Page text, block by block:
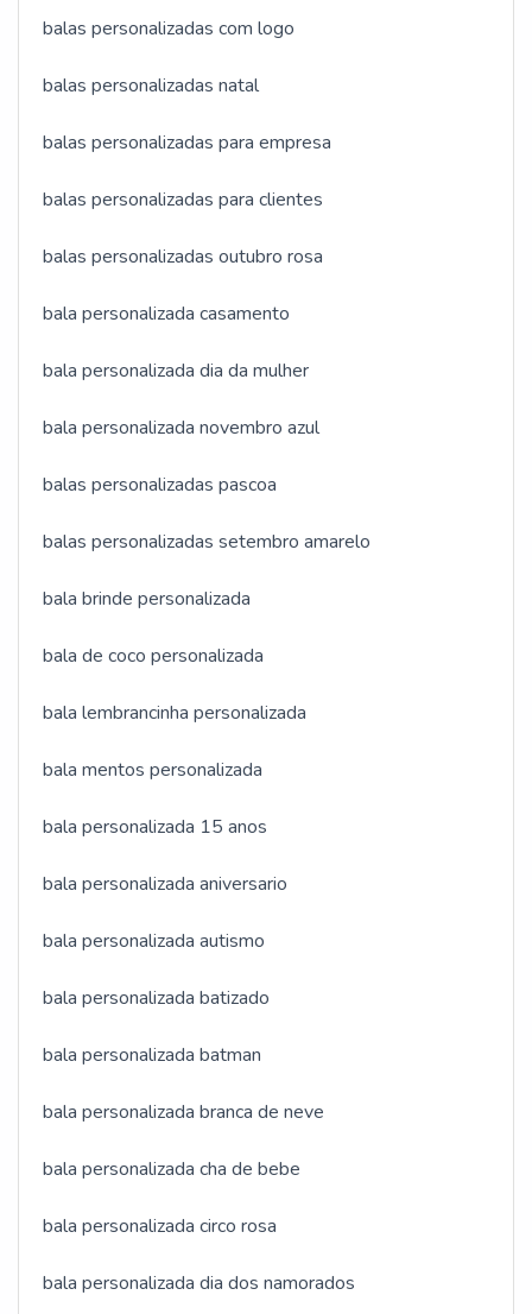
balas personalizadas com logo
balas personalizadas natal
balas personalizadas para empresa
balas personalizadas para clientes
balas personalizadas outubro rosa
bala personalizada casamento
bala personalizada dia da mulher
bala personalizada novembro azul
balas personalizadas pascoa
balas personalizadas setembro amarelo
bala brinde personalizada
bala de coco personalizada
bala lembrancinha personalizada
bala mentos personalizada
bala personalizada 15 anos
bala personalizada aniversario
bala personalizada autismo
bala personalizada batizado
bala personalizada batman
bala personalizada branca de neve
bala personalizada cha de bebe
bala personalizada circo rosa
bala personalizada dia dos namorados